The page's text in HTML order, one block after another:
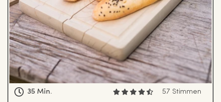
35 Min. 57 Stimmen